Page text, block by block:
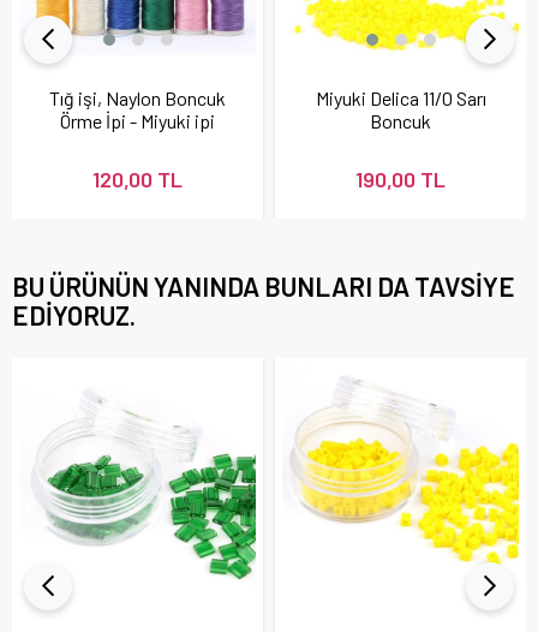
Tığ işi, Naylon Boncuk
Örme İpi - Miyuki ipi
120,00 TL
Miyuki Delica 11/0 Sarı
Boncuk
190,00 TL
BU ÜRÜNÜN YANINDA BUNLARI DA TAVSIYE
EDIYORUZ.